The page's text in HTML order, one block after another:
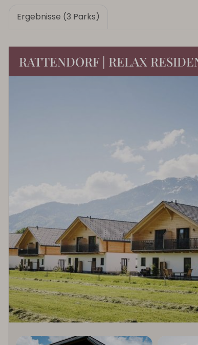
Ergebnisse (3 Parks)
RATTENDORF | RELAX